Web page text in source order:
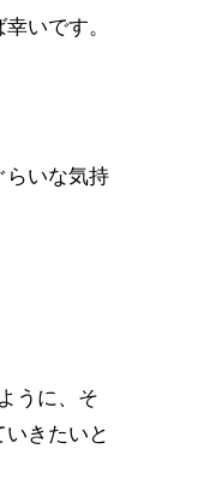
いです。
らいな気持
うに、そ
きたいと